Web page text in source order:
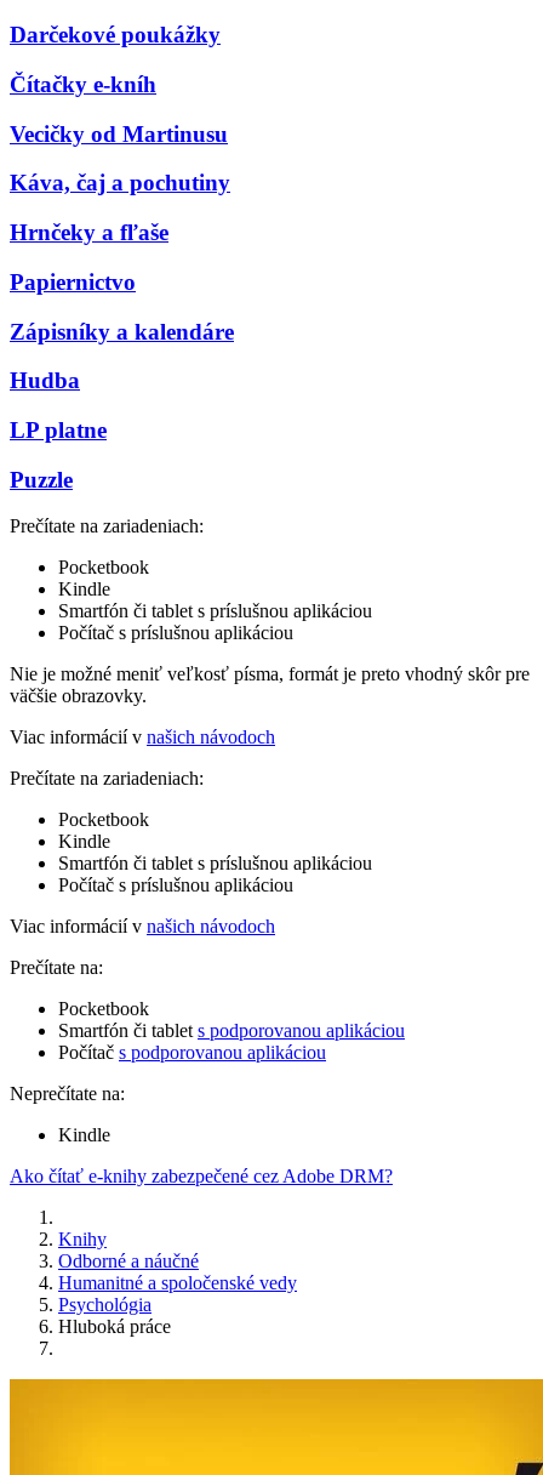
Darčekové poukážky
Čítačky e-kníh
Vecičky od Martinusu
Káva, čaj a pochutiny
Hrnčeky a fľaše
Papiernictvo
Zápisníky a kalendáre
Hudba
LP platne
Puzzle
Prečítate na zariadeniach:
Pocketbook
Kindle
Smartfón či tablet s príslušnou aplikáciou
Počítač s príslušnou aplikáciou
Nie je možné meniť veľkosť písma, formát je preto vhodný skôr pre
väčšie obrazovky.
Viac informácií v našich návodoch
Prečítate na zariadeniach:
Pocketbook
Kindle
Smartfón či tablet s príslušnou aplikáciou
Počítač s príslušnou aplikáciou
Viac informácií v našich návodoch
Prečítate na:
Pocketbook
Smartfón či tablet s podporovanou aplikáciou
Počítač s podporovanou aplikáciou
Neprečítate na:
Kindle
Ako čítať e-knihy zabezpečené cez Adobe DRM?
Knihy
Odborné a náučné
Humanitné a spoločenské vedy
Psychológia
Hluboká práce